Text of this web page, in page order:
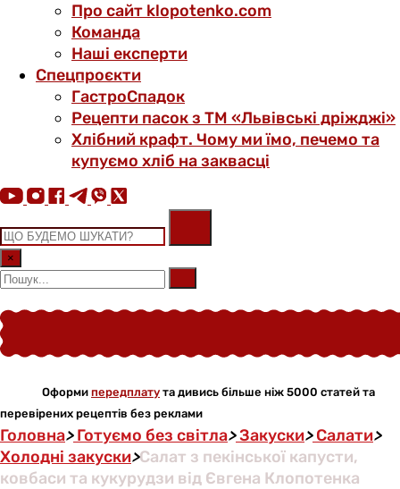
Про сайт klopotenko.com
Команда
Наші експерти
Спецпроєкти
ГастроСпадок
Рецепти пасок з ТМ «Львівські дріжджі»
Хлібний крафт. Чому ми їмо, печемо та
купуємо хліб на заквасці
×
Оформи передплату та дивись більше ніж 5000 статей та
перевірених рецептів без реклами
Головна>Готуємо без світла>Закуски>Салати>
Холодні закуски>Салат з пекінської капусти,
ковбаси та кукурудзи від Євгена Клопотенка